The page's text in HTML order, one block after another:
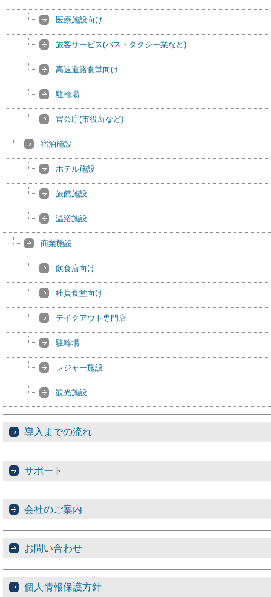
医療施設向け
旅客サービス(バス・タクシー業など)
高速道路食堂向け
駐輪場
官公庁(市役所など)
宿泊施設
ホテル施設
旅館施設
温浴施設
商業施設
飲食店向け
社員食堂向け
テイクアウト専門店
駐輪場
レジャー施設
観光施設
導入までの流れ
サポート
会社のご案内
お問い合わせ
個人情報保護方針